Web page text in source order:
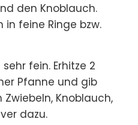
den Knoblauch.
in feine Ringe bzw.
fein. Erhitze 2
Pfanne und gib
Knoblauch,
dazu.